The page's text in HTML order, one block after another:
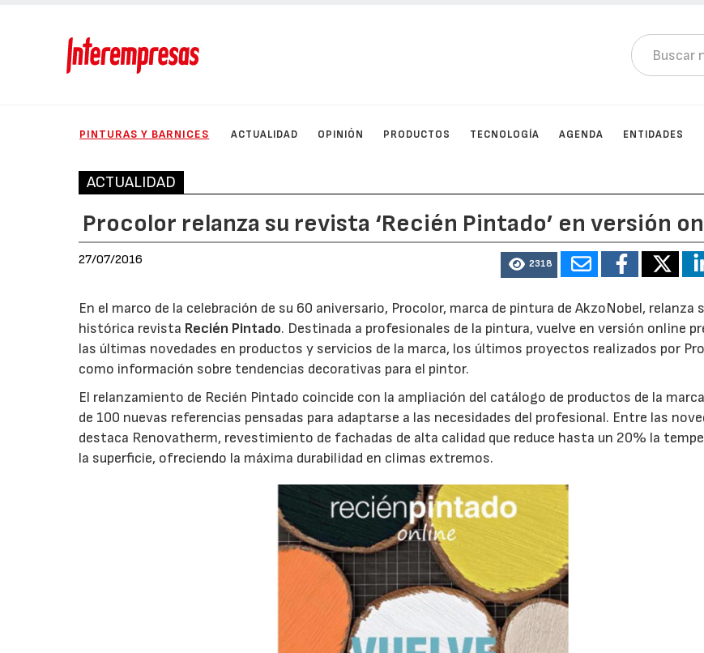
PINTURAS Y BARNICES ACTUALIDAD OPINIÓN PRODUCTOS TECNOLOGÍA AGENDA ENTIDADES
ACTUALIDAD
Procolor relanza su revista ‘Recién Pintado’ en versión
27/07/2016 2318
En el marco de la celebración de su 60 aniversario, Procolor, marca de pintura de AkzoNobel, relanza
histórica revista Recién Pintado. Destinada a profesionales de la pintura, vuelve en versión online
las últimas novedades en productos y servicios de la marca, los últimos proyectos realizados por
como información sobre tendencias decorativas para el pintor.
El relanzamiento de Recién Pintado coincide con la ampliación del catálogo de productos de la
de 100 nuevas referencias pensadas para adaptarse a las necesidades del profesional. Entre las
destaca Renovatherm, revestimiento de fachadas de alta calidad que reduce hasta un 20% la
la superficie, ofreciendo la máxima durabilidad en climas extremos.